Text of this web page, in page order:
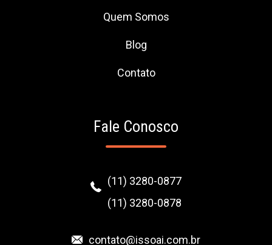
Quem Somos
Blog
Contato
Fale Conosco
(11) 3280-0877
(11) 3280-0878
contato@issoai.com.br